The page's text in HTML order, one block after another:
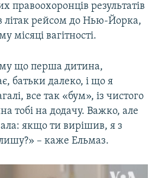
правоохоронців результатів
літак рейсом до Нью-Йорка,
місяці вагітності.
що перша дитина,
батьки далеко, і що я
все так «бум», із чистого
тобі на додачу. Важко, але
якщо ти вирішив, я з
– каже Ельмаз.